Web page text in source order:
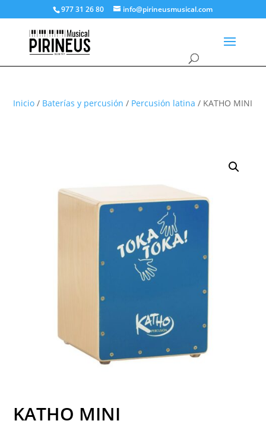
977 31 26 80 info@pirineusmusical.com
Inicio / Baterías y percusión / Percusión latina / KATHO MINI
KATHO MINI